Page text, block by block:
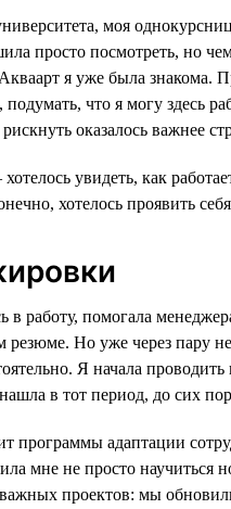
моя
просто посмотреть, но
я уже была знакома.
что я могу здесь
оказалось важнее
увидеть, как
хотелось проявить
в работу, помогала
Но уже через пару
Я начала
в тот период, до сих
программы адаптации
мне не просто
проектов: мы